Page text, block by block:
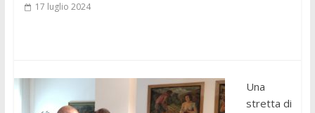
17 luglio 2024
Una
stretta di